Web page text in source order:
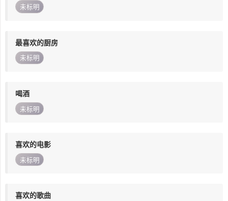
未标明
最喜欢的厨房
未标明
喝酒
未标明
喜欢的电影
未标明
喜欢的歌曲